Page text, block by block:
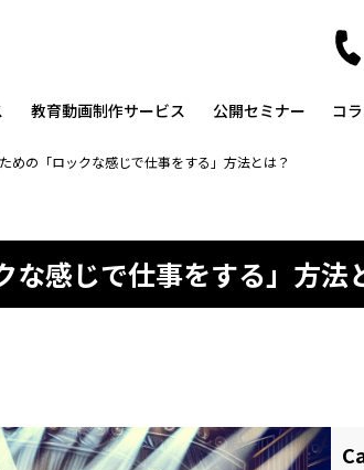
教育動画制作サービス 公開セミナー コ
めの「ロックな感じで仕事をする」方法とは？
感じで仕事をする」方法